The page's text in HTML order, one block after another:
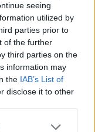
seeing
utilized by
parties prior to
of the further
third parties on the
information may
the IAB’s List of
disclose it to other
or more Google
A HÉTVÉGÉN